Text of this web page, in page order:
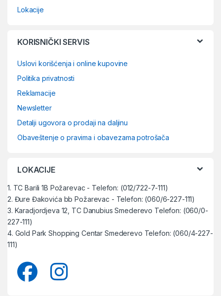
Lokacije
KORISNIČKI SERVIS
Uslovi korišćenja i online kupovine
Politika privatnosti
Reklamacije
Newsletter
Detalji ugovora o prodaji na daljinu
Obaveštenje o pravima i obavezama potrošača
LOKACIJE
1. TC Barili 1B Požarevac - Telefon: (012/722-7-111)
2. Đure Đakovića bb Požarevac - Telefon: (060/6-227-111)
3. Karadjordjeva 12, TC Danubius Smederevo Telefon: (060/0-
227-111)
4. Gold Park Shopping Centar Smederevo Telefon: (060/4-227-
111)